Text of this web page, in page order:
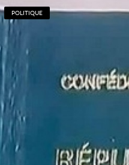
POLITIQUE